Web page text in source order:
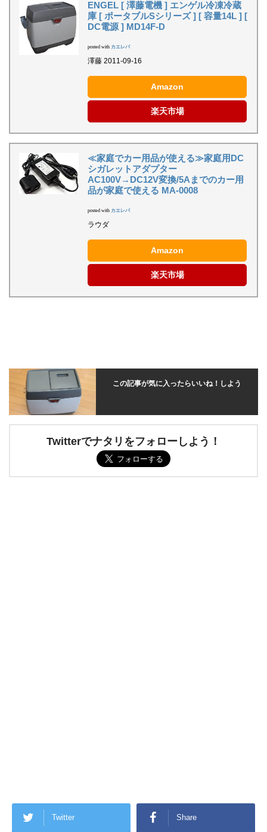
ENGEL [ 澤藤電機 ] エンゲル冷凍冷蔵
庫 [ ポータブルSシリーズ ] [ 容量14L ] [
DC電源 ] MD14F-D
posted with カエレバ
澤藤 2011-09-16
Amazon
楽天市場
≪家庭でカー用品が使える≫家庭用DC
シガレットアダプター
AC100V→DC12V変換/5Aまでのカー用
品が家庭で使える MA-0008
posted with カエレバ
ラウダ
Amazon
楽天市場
この記事が気に入ったらいいね！しよう
Twitterでナタリをフォローしよう！
Twitter Share